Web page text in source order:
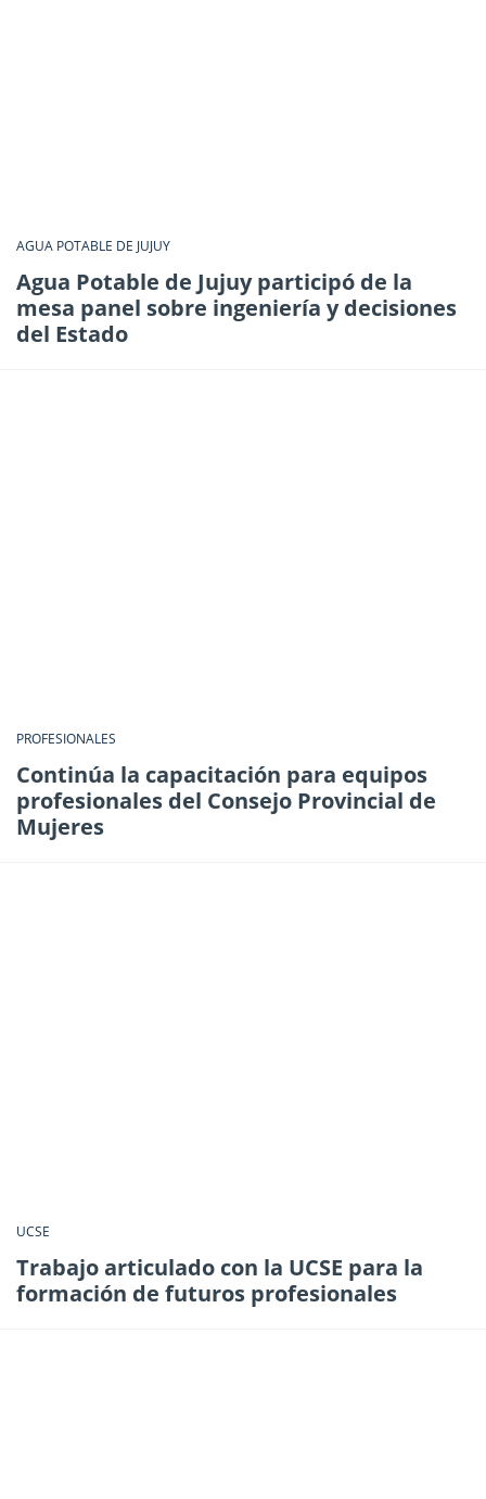
AGUA POTABLE DE JUJUY
Agua Potable de Jujuy participó de la
mesa panel sobre ingeniería y decisiones
del Estado
PROFESIONALES
Continúa la capacitación para equipos
profesionales del Consejo Provincial de
Mujeres
UCSE
Trabajo articulado con la UCSE para la
formación de futuros profesionales